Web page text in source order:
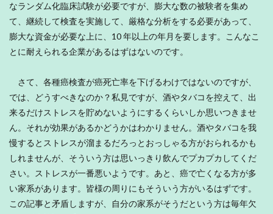
なランダム化臨床試験が必要ですが、膨大な数の被験者を集め
て、継続して検査を実施して、厳格な分析をする必要があって、
膨大な資金が必要な上に、10 年以上の年月を要します。こんなこ
とに耐えられる企業があるはずはないのです。
さて、各種癌検査が癌死亡率を下げるわけではないのですが、
では、どうすべきなのか？私見ですが、酒やタバコを控えて、出
来るだけストレスを貯めないようにするくらいしか思いつきませ
ん。それが効果があるかどうかはわかりません。酒やタバコを我
慢するとストレスが溜まるだろっとおっしゃる方がおられるかも
しれませんが、そういう方は思いっきり飲んでプカプカしてくだ
さい。ストレスが一番悪いようです。あと、癌で亡くなる方が多
い家系があります。皆様の周りにもそういう方がいるはずです。
この記事と矛盾しますが、自分の家系がそうだという方は毎年欠